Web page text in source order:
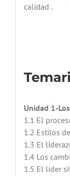
calidad .
Unidad 1-
1.1 El
1.2 Estilos
1.3 El
1.4 Los
1.5 El líder